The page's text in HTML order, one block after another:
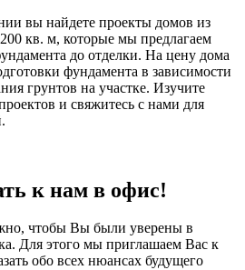
вы найдете проекты домов из
кв. м, которые мы предлагаем
до отделки. На цену дома
фундамента в зависимости
грунтов на участке. Изучите
и свяжитесь с нами для
к нам в офис!
чтобы Вы были уверены в
Для этого мы приглашаем Вас к
обо всех нюансах будущего